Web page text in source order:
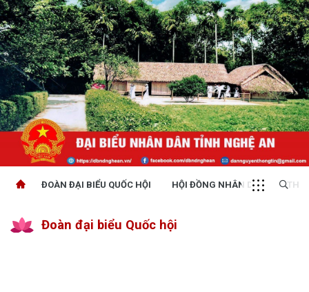
ĐOÀN ĐẠI BIỂU QUỐC HỘI HỘI ĐỒNG NHÂN DÂN
Đoàn đại biểu Quốc hội